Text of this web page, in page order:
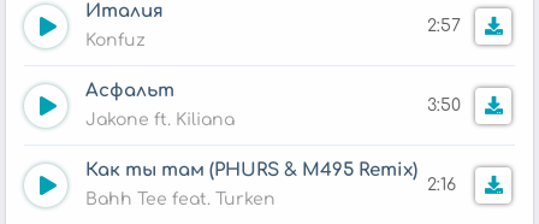
Италия
Konfuz
2:57
Асфальт
Jakone ft. Kiliana
3:50
Как ты там (PHURS & M495 Remix)
Bahh Tee feat. Turken
2:16